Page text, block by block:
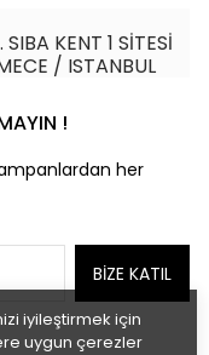
iyileştirmek için
uygun çerezler
KENT 1 SİTESİ
/ ISTANBUL
!
her
BİZE KATIL